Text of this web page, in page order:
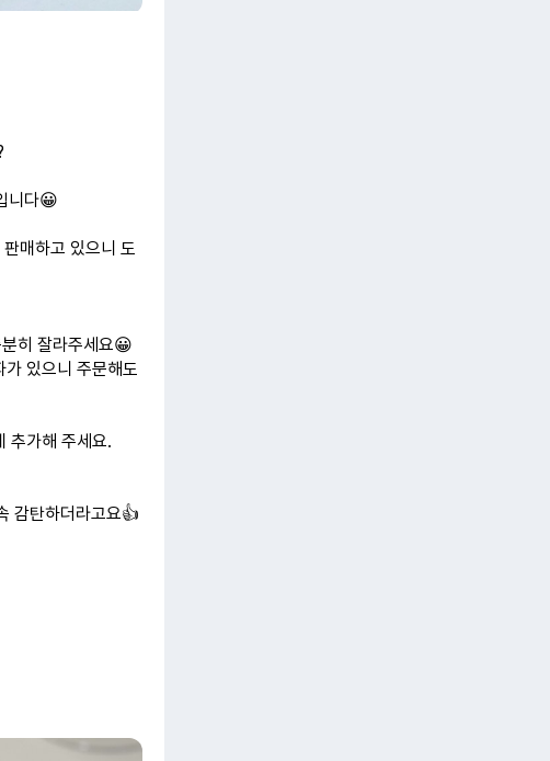
니다😀
매하고 있으니 도
히 잘라주세요😀
가 있으니 주문해도
추가해 주세요.
감탄하더라고요👍